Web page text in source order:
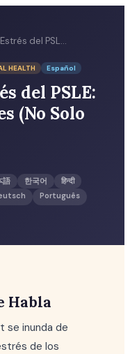
Gestionando el Estrés del PSLE: Una Guía para Padres (No Solo para Niños)
HEALTH Español
del PSLE:
(No Solo
語 한국어
हिन्दी
Português
Habla
se inunda de
de los